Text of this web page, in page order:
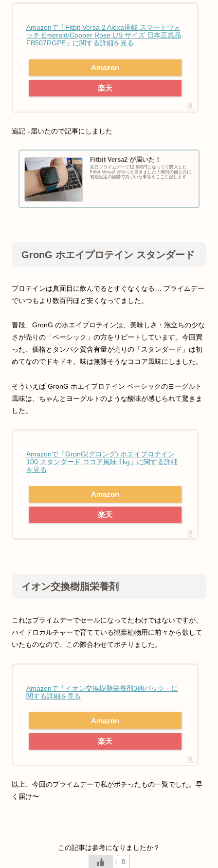
Amazonで「Fitbit Versa 2 Alexa搭載 スマートウォ
ッチ Emerald/Copper Rose L/S サイズ 日本正規品
FB507RGPE」に関する詳細を見る
Amazon
楽天
追記 ↓届いたので記事にしました
Fitbit Versa2 が届いた！
先日プライムデーで12,990円になってて購入した
Fitbit Versa2 がやっと届きました！開封の儀と共に
初期設定の段階で気づいた事等をここに記します。↓
GronG ホエイプロテイン スタンダード
プロテインは真面目に飲んでるとすぐなくなる… プライムデー
でいつもより数百円ほど安くなってました。
普段、GronG のホエイプロテインは、美味しさ・泡立ちの少な
さが売りの「ベーシック」の方をリピートしています。今回買
った、価格とタンパク質含有量が売りの「スタンダード」は初
めてなのでドキドキ。味は無難そうなココア風味にしました。
そういえば GronG ホエイプロテイン ベーシックのヨーグルト
風味は、ちゃんとヨーグルトのような酸味が感じられて驚きま
した。
Amazonで「GronG(グロング) ホエイプロテイン
100 スタンダード ココア風味 1kg」に関する詳細
を見る
Amazon
楽天
イオン交換樹脂栄養剤
これはプライムデーでセールになってたわけではないですが、
ハイドロカルチャーで育てている観葉植物用に前々から欲して
いたものなので、この際合わせてポチりました。
Amazonで「イオン交換樹脂栄養剤3個パック」に
関する詳細を見る
Amazon
楽天
以上、今回のプライムデーで私がポチったもの一覧でした。早
く届け〜
0